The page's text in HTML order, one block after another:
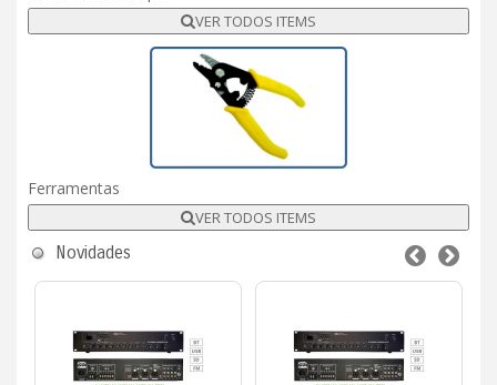
VER TODOS ITEMS
Ferramentas
VER TODOS ITEMS
Novidades